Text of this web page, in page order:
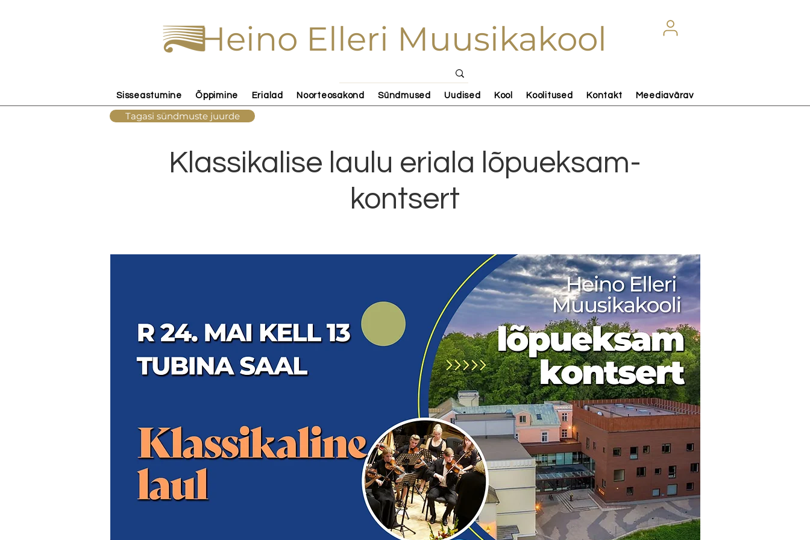
Heino Elleri Muusikakool
Sisseastumine Õppimine Erialad Noorteosakond Sündmused Uudised Kool Koolitused Kontakt Meediavärav
Klassikalise laulu eriala lõpueksam-
kontsert
Tagasi sündmuste juurde